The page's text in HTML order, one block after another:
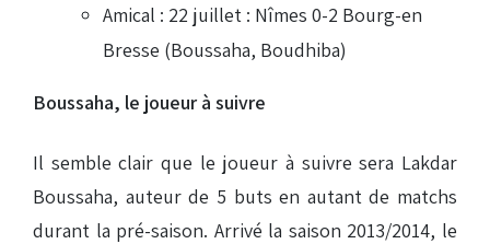
Amical : 22 juillet : Nîmes 0-2 Bourg-en
Bresse (Boussaha, Boudhiba)
Boussaha, le joueur à suivre
Il semble clair que le joueur à suivre sera Lakdar
Boussaha, auteur de 5 buts en autant de matchs
durant la pré-saison. Arrivé la saison 2013/2014, le